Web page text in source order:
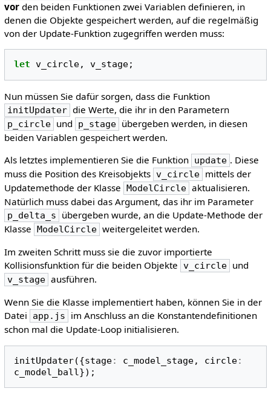
vorden beiden Funktionen zwei Variablen definieren, in
denen die Objekte gespeichert werden, auf die regelmäßig
von der Update-Funktion zugegriffen werden muss:
let v_circle, v_stage;
Nun müssen Sie dafür sorgen, dass die Funktion
initUpdater die Werte, die ihr in den Parametern
p_circle und p_stage übergeben werden, in diesen
beiden Variablen gespeichert werden.
Als letztes implementieren Sie die Funktion update . Diese
muss die Position des Kreisobjekts v_circle mittels der
Updatemethode der Klasse ModelCircle aktualisieren.
Natürlich muss dabei das Argument, das ihr im Parameter
p_delta_s
übergeben wurde, an die Update-Methode der
Klasse ModelCircle weitergeleitet werden.
Im zweiten Schritt muss sie die zuvor importierte
Kollisionsfunktion für die beiden Objekte v_circle und
v_stage ausführen.
Wenn Sie die Klasse implementiert haben, können Sie in der
Datei
app.js
im Anschluss an die Konstantendefinitionen
schon mal die Update-Loop initialisieren.
initUpdater({stage: c_model_stage, circle:
c_model_ball});